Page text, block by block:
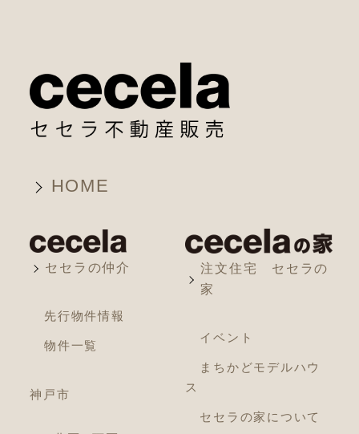
HOME
セセラの仲介
先行物件情報
物件一覧
神戸市
注文住宅 セセラの
家
イベント
まちかどモデルハウ
ス
セセラの家について